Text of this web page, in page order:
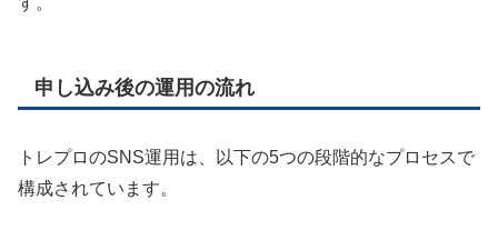
申し込み後の運用の流れ
トレプロのSNS運用は、以下の5つの段階的なプロセスで
構成されています。